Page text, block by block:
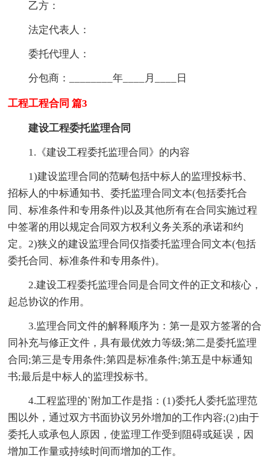
乙方：
法定代表人：
委托代理人：
分包商：________年____月____日
工程工程合同 篇3
建设工程委托监理合同
1.《建设工程委托监理合同》的内容
1)建设监理合同的范畴包括中标人的监理投标书、
招标人的中标通知书、委托监理合同文本(包括委托合
同、标准条件和专用条件)以及其他所有在合同实施过程
中签署的用以规定合同双方权利义务关系的承诺和约
定。2)狭义的建设监理合同仅指委托监理合同文本(包括
委托合同、标准条件和专用条件)。
2.建设工程委托监理合同是合同文件的正文和核心，
起总协议的作用。
3.监理合同文件的解释顺序为：第一是双方签署的合
同补充与修正文件，具有最优效力等级;第二是委托监理
合同;第三是专用条件;第四是标准条件;第五是中标通知
书;最后是中标人的监理投标书。
4.工程监理的`附加工作是指：(1)委托人委托监理范
围以外，通过双方书面协议另外增加的工作内容;(2)由于
委托人或承包人原因，使监理工作受到阻碍或延误，因
增加工作量或持续时间而增加的工作。